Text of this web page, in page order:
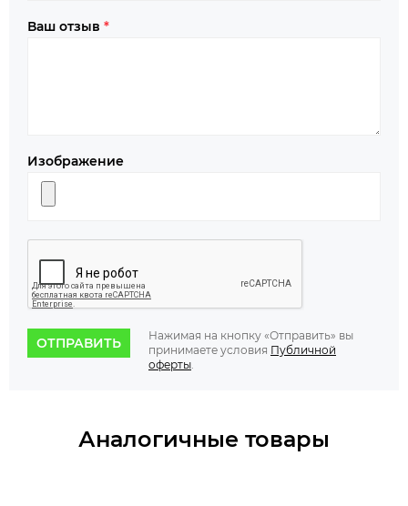
Ваш отзыв *
Изображение
ОТПРАВИТЬ
Нажимая на кнопку «Отправить» вы
принимаете условия Публичной
оферты
Аналогичные товары